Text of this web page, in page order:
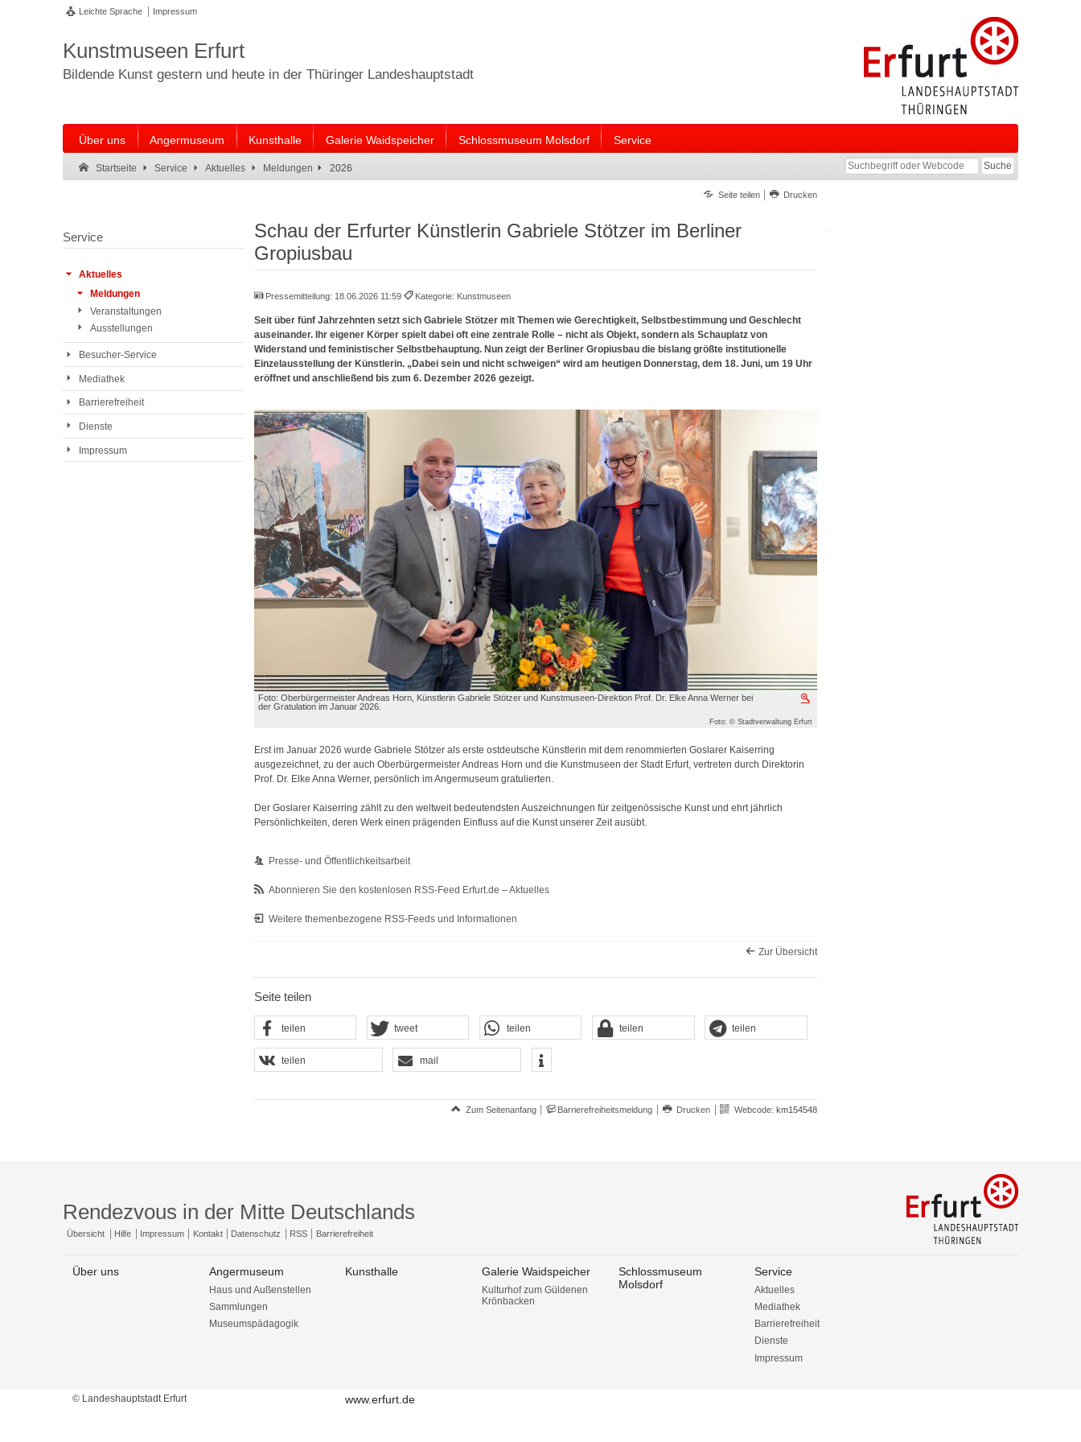
Leichte Sprache Impressum
Kunstmuseen Erfurt
Bildende Kunst gestern und heute in der Thüringer Landeshauptstadt
Über uns Angermuseum Kunsthalle Galerie Waidspeicher Schlossmuseum Molsdorf Service
Startseite Service Aktuelles Meldungen 2026
Suche:
Suche Ende.
Seite teilen Drucken
Schau der Erfurter Künstlerin Gabriele Stötzer im Berliner
Gropiusbau
Pressemitteilung: 18.06.2026 11:59 Kategorie: Kunstmuseen
Seit über fünf Jahrzehnten setzt sich Gabriele Stötzer mit Themen wie Gerechtigkeit, Selbstbestimmung und Geschlecht
auseinander. Ihr eigener Körper spielt dabei oft eine zentrale Rolle – nicht als Objekt, sondern als Schauplatz von
Widerstand und feministischer Selbstbehauptung. Nun zeigt der Berliner Gropiusbau die bislang größte institutionelle
Einzelausstellung der Künstlerin. „Dabei sein und nicht schweigen“ wird am heutigen Donnerstag, dem 18. Juni, um 19 Uhr
eröffnet und anschließend bis zum 6. Dezember 2026 gezeigt.
Foto: Oberbürgermeister Andreas Horn, Künstlerin Gabriele Stötzer und Kunstmuseen-Direktion Prof. Dr. Elke Anna Werner bei
der Gratulation im Januar 2026.
Foto: © Stadtverwaltung Erfurt
Erst im Januar 2026 wurde Gabriele Stötzer als erste ostdeutsche Künstlerin mit dem renommierten Goslarer Kaiserring
ausgezeichnet, zu der auch Oberbürgermeister Andreas Horn und die Kunstmuseen der Stadt Erfurt, vertreten durch Direktorin
Prof. Dr. Elke Anna Werner, persönlich im Angermuseum gratulierten.
Der Goslarer Kaiserring zählt zu den weltweit bedeutendsten Auszeichnungen für zeitgenössische Kunst und ehrt jährlich
Persönlichkeiten, deren Werk einen prägenden Einfluss auf die Kunst unserer Zeit ausübt.
Presse- und Öffentlichkeitsarbeit
Abonnieren Sie den kostenlosen RSS-Feed Erfurt.de – Aktuelles
Weitere themenbezogene RSS-Feeds und Informationen
Zur Übersicht
Seite teilen
teilen tweet teilen teilen teilen
teilen mail
Zum Seitenanfang Barrierefreiheitsmeldung Drucken Webcode: km154548
Service
Aktuelles
Meldungen
Veranstaltungen
Ausstellungen
Besucher-Service
Mediathek
Barrierefreiheit
Dienste
Impressum
Rendezvous in der Mitte Deutschlands
Übersicht Hilfe Impressum Kontakt Datenschutz RSS Barrierefreiheit
Über uns Angermuseum
Haus und Außenstellen
Sammlungen
Museumspädagogik
Kunsthalle Galerie Waidspeicher
Kulturhof zum Güldenen
Krönbacken
Schlossmuseum
Molsdorf
Service
Aktuelles
Mediathek
Barrierefreiheit
Dienste
Impressum
© Landeshauptstadt Erfurt www.erfurt.de